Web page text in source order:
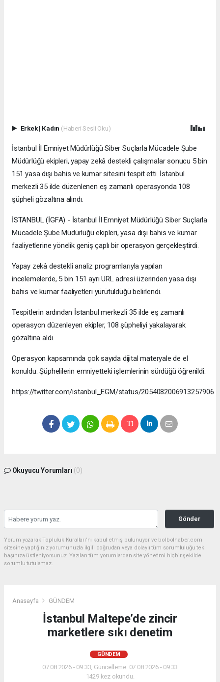
Erkek| Kadın (Haberi Sesli Oku)
İstanbul İl Emniyet Müdürlüğü Siber Suçlarla Mücadele Şube
Müdürlüğü ekipleri, yapay zekâ destekli çalışmalar sonucu 5 bin
151 yasa dışı bahis ve kumar sitesini tespit etti. İstanbul
merkezli 35 ilde düzenlenen eş zamanlı operasyonda 108
şüpheli gözaltına alındı.
İSTANBUL (İGFA) - İstanbul İl Emniyet Müdürlüğü Siber Suçlarla
Mücadele Şube Müdürlüğü ekipleri, yasa dışı bahis ve kumar
faaliyetlerine yönelik geniş çaplı bir operasyon gerçekleştirdi.
Yapay zekâ destekli analiz programlarıyla yapılan
incelemelerde, 5 bin 151 ayrı URL adresi üzerinden yasa dışı
bahis ve kumar faaliyetleri yürütüldüğü belirlendi.
Tespitlerin ardından İstanbul merkezli 35 ilde eş zamanlı
operasyon düzenleyen ekipler, 108 şüpheliyi yakalayarak
gözaltına aldı.
Operasyon kapsamında çok sayıda dijital materyale de el
konuldu. Şüphelilerin emniyetteki işlemlerinin sürdüğü öğrenildi.
https://twitter.com/istanbul_EGM/status/2054082006913257906
Okuyucu Yorumları (0)
Gönder
Yorum yazarak Topluluk Kuralları’nı kabul etmiş bulunuyor ve bolbolhaber.com
sitesine yaptığınız yorumunuzla ilgili doğrudan veya dolaylı tüm sorumluluğu tek
başınıza üstleniyorsunuz. Yazılan tüm yorumlardan site yönetimi hiçbir şekilde
sorumlu tutulamaz.
Anasayfa GÜNDEM
İstanbul Maltepe’de zincir
marketlere sıkı denetim
GÜNDEM
07.08.2026 - 09:33, Güncelleme: 07.08.2026 - 09:33
1429 kez okundu.